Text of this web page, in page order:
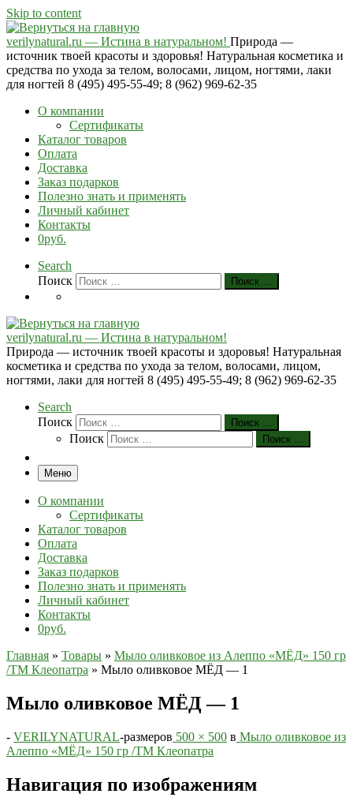
Skip to content
verilynatural.ru — Истина в натуральном! Природа —
источник твоей красоты и здоровья! Натуральная косметика и
средства по ухода за телом, волосами, лицом, ногтями, лаки
для ногтей 8 (495) 495-55-49; 8 (962) 969-62-35
О компании
Сертификаты
Каталог товаров
Оплата
Доставка
Заказ подарков
Полезно знать и применять
Личный кабинет
Контакты
0руб.
Search
Поиск
Поиск …
verilynatural.ru — Истина в натуральном!
Природа — источник твоей красоты и здоровья! Натуральная
косметика и средства по ухода за телом, волосами, лицом,
ногтями, лаки для ногтей 8 (495) 495-55-49; 8 (962) 969-62-35
Search
Поиск
Поиск …
Поиск Поиск …
Меню
О компании
Сертификаты
Каталог товаров
Оплата
Доставка
Заказ подарков
Полезно знать и применять
Личный кабинет
Контакты
0руб.
Главная » Товары » Мыло оливковое из Алеппо «МЁД» 150 гр
/ТМ Клеопатра » Мыло оливковое МЁД — 1
Мыло оливковое МЁД — 1
- VERILYNATURAL-размеров 500 × 500 в Мыло оливковое из
Алеппо «МЁД» 150 гр /ТМ Клеопатра
Навигация по изображениям